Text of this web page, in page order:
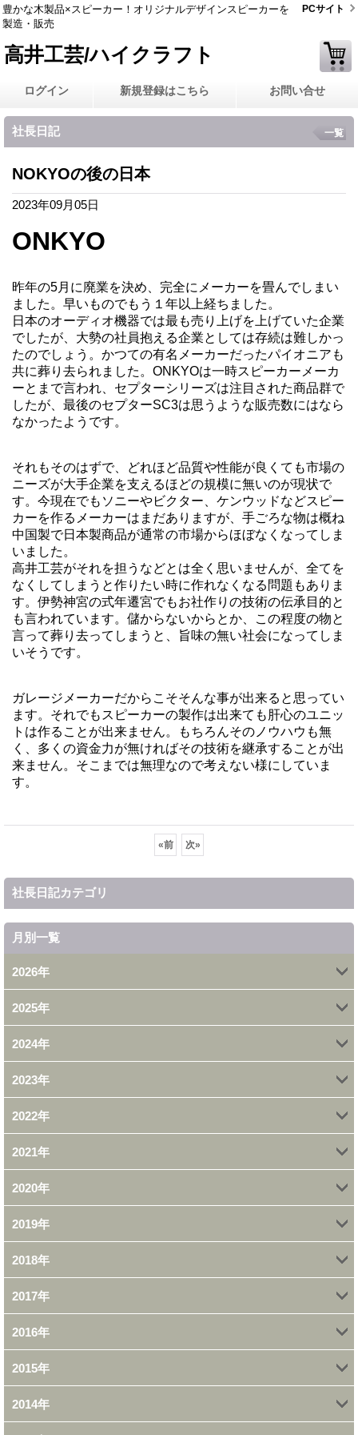
豊かな木製品×スピーカー！オリジナルデザインスピーカーを
製造・販売
PCサイト
高井工芸/ハイクラフト
ログイン 新規登録はこちら お問い合せ
社長日記 一覧
NOKYOの後の日本
2023年09月05日
ONKYO
昨年の5月に廃業を決め、完全にメーカーを畳んでしまい
ました。早いものでもう１年以上経ちました。
日本のオーディオ機器では最も売り上げを上げていた企業
でしたが、大勢の社員抱える企業としては存続は難しかっ
たのでしょう。かつての有名メーカーだったパイオニアも
共に葬り去られました。ONKYOは一時スピーカーメーカ
ーとまで言われ、セプターシリーズは注目された商品群で
したが、最後のセプターSC3は思うような販売数にはなら
なかったようです。
それもそのはずで、どれほど品質や性能が良くても市場の
ニーズが大手企業を支えるほどの規模に無いのが現状で
す。今現在でもソニーやビクター、ケンウッドなどスピー
カーを作るメーカーはまだありますが、手ごろな物は概ね
中国製で日本製商品が通常の市場からほぼなくなってしま
いました。
高井工芸がそれを担うなどとは全く思いませんが、全てを
なくしてしまうと作りたい時に作れなくなる問題もありま
す。伊勢神宮の式年遷宮でもお社作りの技術の伝承目的と
も言われています。儲からないからとか、この程度の物と
言って葬り去ってしまうと、旨味の無い社会になってしま
いそうです。
ガレージメーカーだからこそそんな事が出来ると思ってい
ます。それでもスピーカーの製作は出来ても肝心のユニッ
トは作ることが出来ません。もちろんそのノウハウも無
く、多くの資金力が無ければその技術を継承することが出
来ません。そこまでは無理なので考えない様にしていま
す。
«前 次»
社長日記カテゴリ
月別一覧
2026年
4月 (1)
2月 (2)
1月 (2)
2025年
12月 (1)
11月 (1)
10月 (2)
7月 (1)
3月 (2)
2月 (2)
1月 (1)
2024年
11月 (1)
10月 (1)
8月 (1)
7月 (1)
2023年
9月 (1)
7月 (1)
6月 (1)
3月 (1)
2022年
11月 (1)
10月 (2)
9月 (5)
8月 (1)
4月 (1)
3月 (1)
2021年
12月 (1)
11月 (1)
9月 (2)
7月 (1)
4月 (2)
2020年
11月 (1)
10月 (1)
7月 (1)
6月 (3)
2019年
11月 (1)
10月 (2)
6月 (3)
5月 (1)
2018年
12月 (1)
11月 (1)
10月 (4)
9月 (4)
2017年
12月 (2)
11月 (2)
10月 (3)
2016年
9月 (4)
8月 (1)
2015年
12月 (3)
2014年